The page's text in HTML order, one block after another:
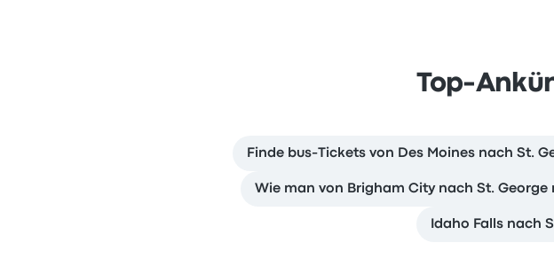
Top-
Finde bus-Tickets von Des Moines nach St.
Wie man von Brigham City nach St. George
Idaho Falls nach